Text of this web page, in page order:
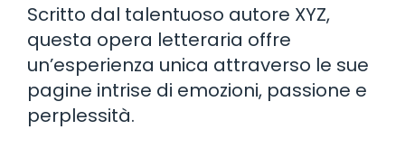
Scritto dal talentuoso autore XYZ,
questa opera letteraria offre
un’esperienza unica attraverso le sue
pagine intrise di emozioni, passione e
perplessità.